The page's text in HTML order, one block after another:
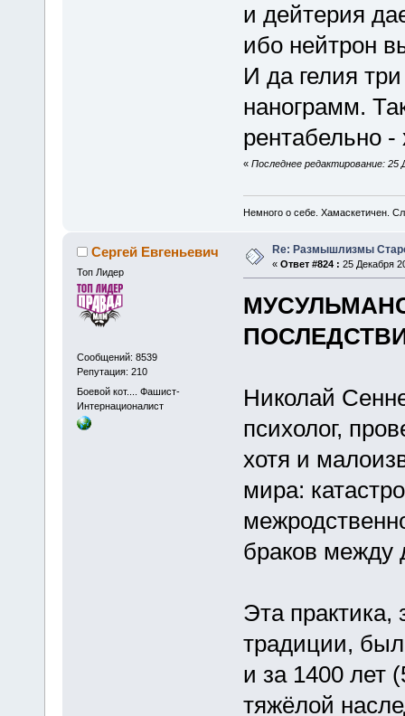
и дейтерия
ибо нейтрон
И да гелия
нанограмм.
рентабельно -
« Последнее редактирование: 25
Немного о себе. Хамаскетичен.
Сергей Евгеньевич
Топ Лидер
Сообщений: 8539
Репутация: 210
Боевой кот.... Фашист-
Интернационалист
Re: Размышлизмы
« Ответ #824 : 25 Декабря
Николай
психолог,
хотя и
мира:
браков между
Эта практика,
традиции,
и за 1400 лет
тяжёлой